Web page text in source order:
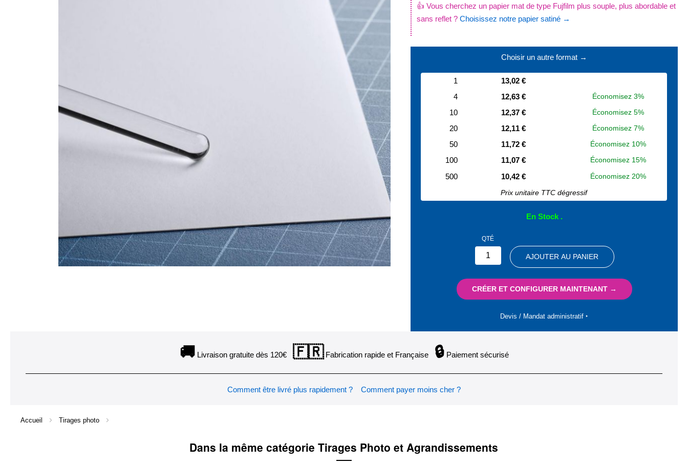
👍 Vous cherchez un papier mat de type Fujfilm plus souple, plus abordable et
sans reflet ?Choisissez notre papier satiné →
Choisir un autre format →
1
13,02 €
4
12,63 € Économisez 3%
10 12,37 € Économisez 5%
20 12,11 € Économisez 7%
50 11,72 € Économisez 10%
100 11,07 € Économisez 15%
500 10,42 €
Économisez 20%
Prix unitaire TTC dégressif
En Stock
QTÉ
AJOUTER AU PANIER
CRÉER ET CONFIGURER MAINTENANT →
Devis / Mandat administratif ‣
🚚Livraison gratuite dès 120€ 🇫🇷Fabrication rapide et Française 🔒Paiement sécurisé
Comment être livré plus rapidement ? Comment payer moins cher ?
Accueil Tirages photo
Dans la même catégorie Tirages Photo et Agrandissements